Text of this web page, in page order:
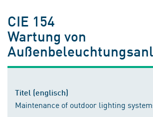
CIE 154
Wartung von
Titel (englisch)
Maintenance of outdoor lighting